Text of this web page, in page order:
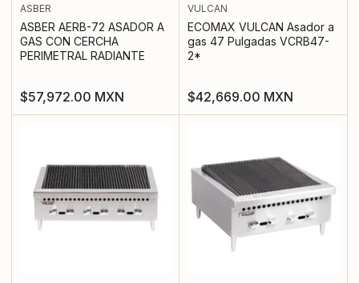
ASBER
ASBER AERB-72 ASADOR A
GAS CON CERCHA
PERIMETRAL RADIANTE
Precio
regular
$57,972.00 MXN
VULCAN
ECOMAX VULCAN Asador a
gas 47 Pulgadas VCRB47-
2*
Precio
regular
$42,669.00 MXN